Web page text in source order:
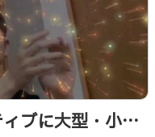
ブに大型・小型